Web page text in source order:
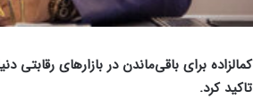
کمالزاده برای باقی‌ماندن در بازار‌های
تاکید کرد.